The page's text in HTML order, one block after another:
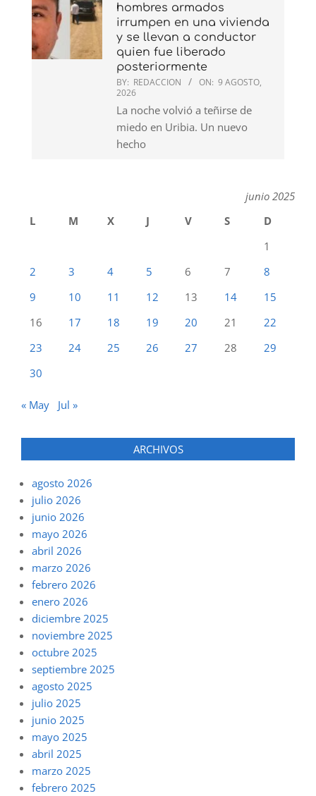
hombres armados
irrumpen en una vivienda
y se llevan a conductor
quien fue liberado
posteriormente
BY: REDACCION ON: 9 AGOSTO,
2026
La noche volvió a teñirse de
miedo en Uribia. Un nuevo
hecho
junio 2025
L
M X J V S
D
1
2
3 4 5 6 7
8
9
10 11 12 13 14
15
16
17 18 19 20 21
22
23
24 25 26 27 28
29
30
« May Jul »
ARCHIVOS
agosto 2026
julio 2026
junio 2026
mayo 2026
abril 2026
marzo 2026
febrero 2026
enero 2026
diciembre 2025
noviembre 2025
octubre 2025
septiembre 2025
agosto 2025
julio 2025
junio 2025
mayo 2025
abril 2025
marzo 2025
febrero 2025